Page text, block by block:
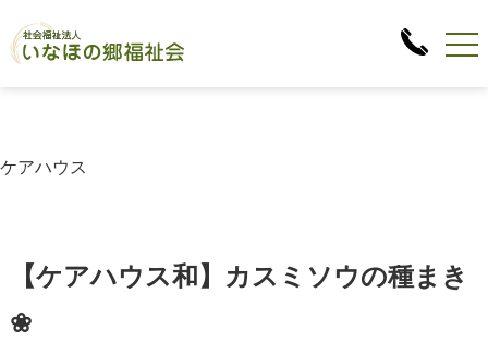
ケアハウス
【ケアハウス和】カスミソウの種まき
❀